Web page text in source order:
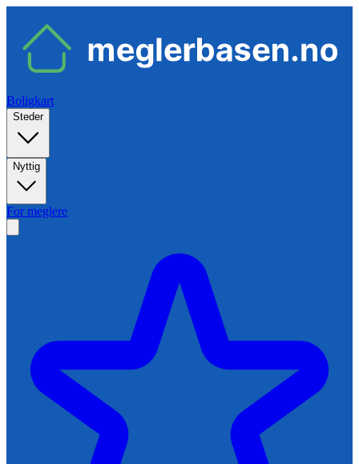
Boligkart
Steder
Nyttig
For meglere